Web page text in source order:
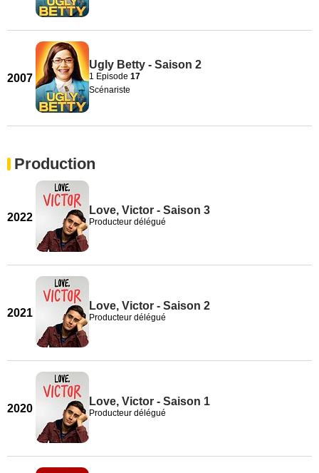
2007
Ugly Betty - Saison 2
1 Episode 17
Scénariste
Production
2022
Love, Victor - Saison 3
Producteur délégué
2021
Love, Victor - Saison 2
Producteur délégué
2020
Love, Victor - Saison 1
Producteur délégué